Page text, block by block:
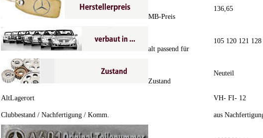
MB-Preis
136,65
alt passend für
105 120 121 128
Zustand
Neuteil
AltLagerort VH- FI- 12
Clubbestand / Nachfertigung / Komm. aus